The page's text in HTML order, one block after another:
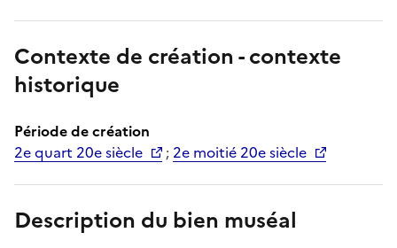
Contexte de création - contexte
historique
Période de création
2e quart 20e siècle
; 2e moitié 20e siècle
Description du bien muséal